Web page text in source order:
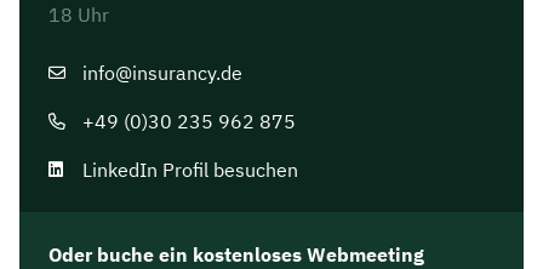
18 Uhr
info@insurancy.de
+49 (0)30 235 962 875
LinkedIn Profil besuchen
Oder buche ein kostenloses Webmeeting